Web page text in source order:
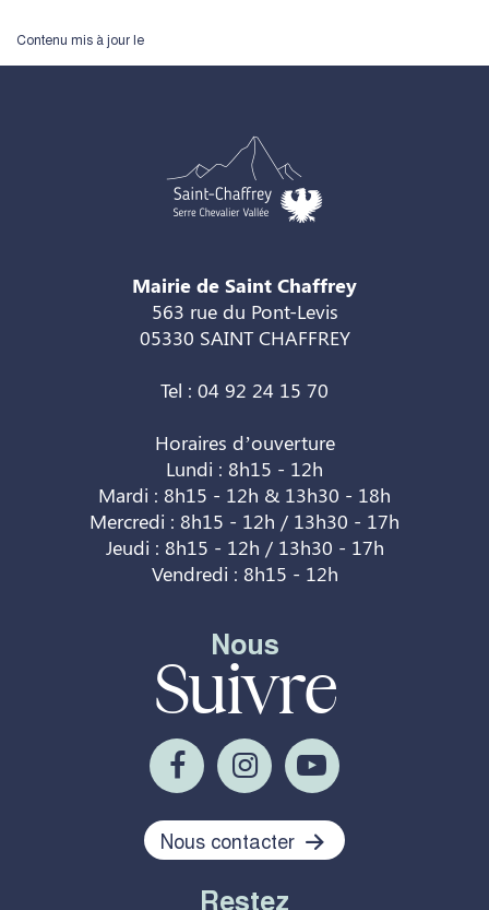
Contenu mis à jour le
Mairie de Saint Chaffrey
563 rue du Pont-Levis
05330 SAINT CHAFFREY
Tel : 04 92 24 15 70
Horaires d’ouverture
Lundi : 8h15 - 12h
Mardi : 8h15 - 12h & 13h30 - 18h
Mercredi : 8h15 - 12h / 13h30 - 17h
Jeudi : 8h15 - 12h / 13h30 - 17h
Vendredi : 8h15 - 12h
Nous
Suivre
Nous contacter
Restez